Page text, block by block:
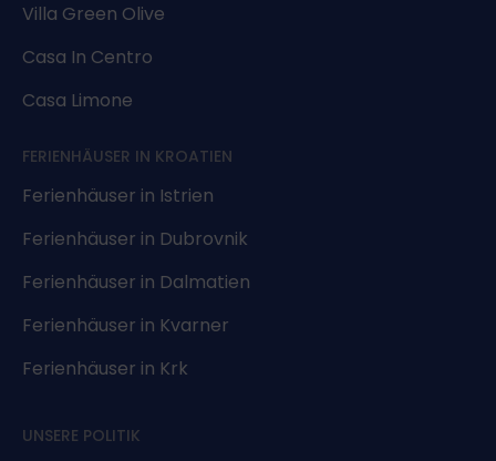
Villa Green Olive
Casa In Centro
Casa Limone
FERIENHÄUSER IN KROATIEN
Ferienhäuser in Istrien
Ferienhäuser in Dubrovnik
Ferienhäuser in Dalmatien
Ferienhäuser in Kvarner
Ferienhäuser in Krk
UNSERE POLITIK